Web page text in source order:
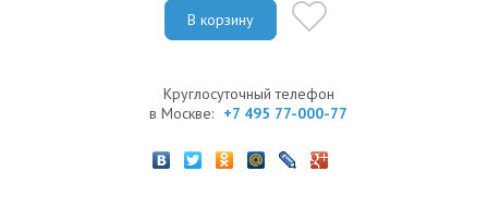
В корзину
Круглосуточный телефон
в Москве: +7 495 77-000-77